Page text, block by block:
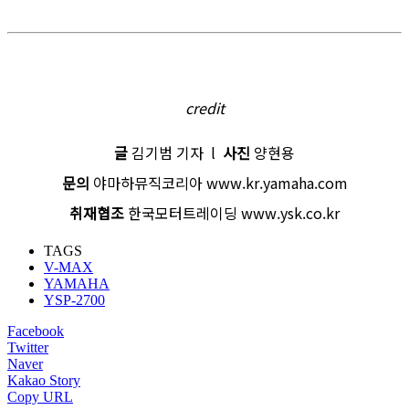
credit
글김기범 기자 l 사진 양현용
문의 야마하뮤직코리아 www.kr.yamaha.com
취재협조 한국모터트레이딩 www.ysk.co.kr
TAGS
V-MAX
YAMAHA
YSP-2700
Facebook
Twitter
Naver
Kakao Story
Copy URL